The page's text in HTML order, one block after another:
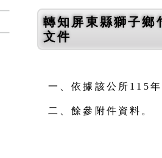
轉知屏東縣獅子鄉
文件
一、依據該公所115
二、餘參附件資料。